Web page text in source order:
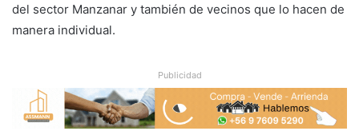
del sector Manzanar y también de vecinos que lo hacen de
manera individual.
Publicidad